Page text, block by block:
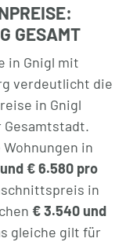
GESAMT
in Gnigl mit
verdeutlicht die
in Gnigl
in
€ 6.580 pro
in
€ 3.540 und
gleiche gilt für